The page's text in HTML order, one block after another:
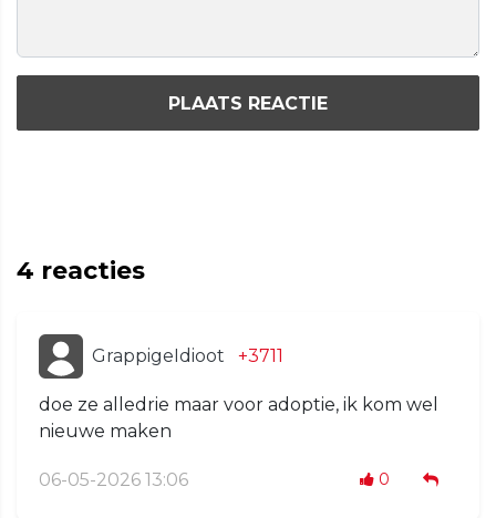
PLAATS REACTIE
4 reacties
GrappigeIdioot +3711
doe ze alledrie maar voor adoptie, ik kom wel
nieuwe maken
06-05-2026 13:06 0